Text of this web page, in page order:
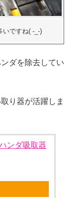
いですね( -_-)
ダを除去してい
り器が活躍しま
ンダ吸取器